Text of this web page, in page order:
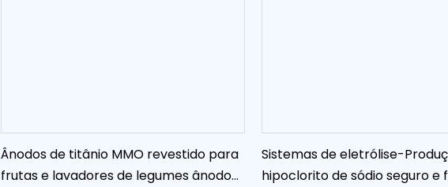
Ânodos de titânio MMO revestido para
frutas e lavadores de legumes ânodo
Sistemas de eletrólise-
hipoclorito de sódio seguro e